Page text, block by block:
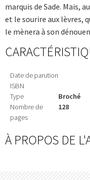
marquis de Sade. Mais,
et le sourire aux lèvres,
le mènera à son
Date de parution
ISBN
Type
Nombre de
pages
Broché
128
À PROPOS DE